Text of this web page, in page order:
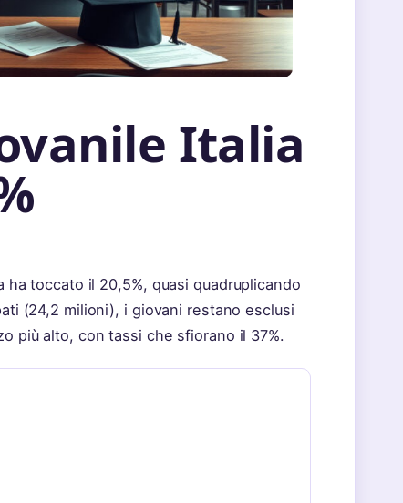
Italia
toccato il 20,5%, quasi quadruplicando
(24,2 milioni), i giovani restano esclusi
più alto, con tassi che sfiorano il 37%.